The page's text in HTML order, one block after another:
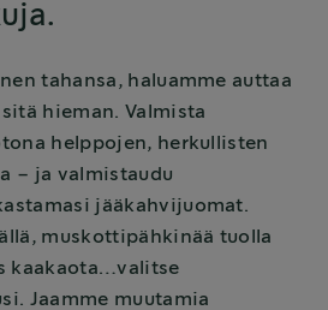
tahansa, haluamme auttaa
hieman. Valmista
helppojen, herkullisten
– ja valmistaudu
jääkahvijuomat.
muskottipähkinää tuolla
kaakaota…valitse
Jaamme muutamia